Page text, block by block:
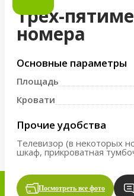
Трёх-
номера
Основные параметры
Площадь
Кровати
Прочие удобства
Телевизор (в некоторых
шкаф, прикроватная
Посмотреть все фото